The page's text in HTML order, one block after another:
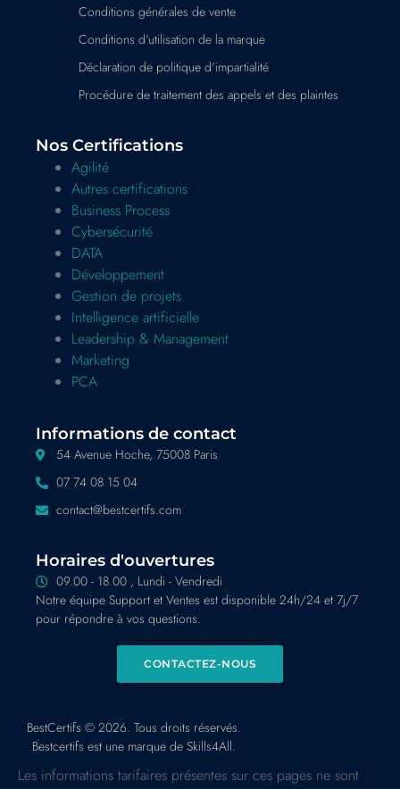
Conditions générales de vente
Conditions d'utilisation de la marque
Déclaration de politique d'impartialité
Procédure de traitement des appels et des plaintes
Nos Certifications
Agilité
Autres certifications
Business Process
Cybersécurité
DATA
Développement
Gestion de projets
Intelligence artificielle
Leadership & Management
Marketing
PCA
Informations de contact
54 Avenue Hoche, 75008 Paris
07 74 08 15 04
contact@bestcertifs.com
Horaires d'ouvertures
09.00 - 18.00 , Lundi - Vendredi
Notre équipe Support et Ventes est disponible 24h/24 et 7j/7
pour répondre à vos questions.
CONTACTEZ-NOUS
BestCertifs © 2026. Tous droits réservés.
Bestcertifs est une marque de Skills4All.
Les informations tarifaires présentes sur ces pages ne sont